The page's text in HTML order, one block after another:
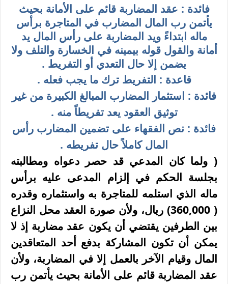
فائدة : عقد المضاربة قائم على الأمانة بحيث
يأتمن رب المال المضارب في المتاجرة برأس
ماله ابتداءً ويد المضاربة على رأس المال يد
أمانة والقول قوله بيمينه في الخسارة والتلف ولا
يضمن إلا حال التعدي أو التفريط .
قاعدة : التفريط ترك ما يجب فعله .
فائدة : استثمار المضارب المبالغ الكبيرة من غير
توثيق العقود يعد تفريطاً منه .
فائدة : نص الفقهاء على تضمين المضارب رأس
المال کاملاً حال تفريطه .
( ولما كان المدعي قد حصر دعواه ومطالبته
بجلسة الحكم في إلزام المدعى عليه برأس
ماله الذي استلمه للمتاجرة به واستثماره وقدره
( 360,000
) ريال، ولأن صورة العقد محل النزاع
بين الطرفين يقتضي أن يكون عقد مضاربة إذ لا
يمكن أن تكون المشاركة بدفع أحد المتعاقدين
المال وقيام الآخر بالعمل إلا في المضاربة، ولأن
عقد المضاربة قائم على الأمانة بحيث يأتمن رب